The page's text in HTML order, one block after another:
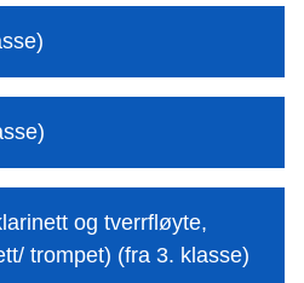
og tverrfløyte,
trompet) (fra 3. klasse)